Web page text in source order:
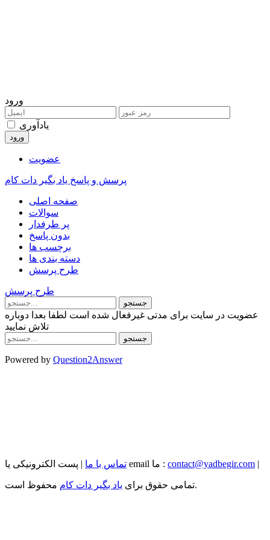
ورود
یادآوری
عضویت
پرسش و پاسخ یاد بگیر دات کام
صفحه اصلی
سوالات
پر طرفدار
بدون پاسخ
برچسب ها
دسته بندی ها
طرح پرسش
طرح پرسش
عضویت در سایت برای مدتی غیرفعال شده است لطفا بعدا دوباره
تلاش نمایید
Powered by Question2Answer
تماس با ما | پست الکترونیکی یا email ما : contact@yadbegir.com |
تمامی حقوق برای یاد بگیر دات کام
محفوظ است.